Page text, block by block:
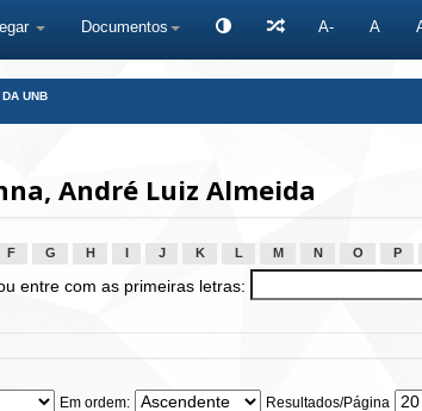
Documentos A- A
UNB
André Luiz Almeida
F G H J K L M N O P
entre com as primeiras letras:
Em ordem: Resultados/Página